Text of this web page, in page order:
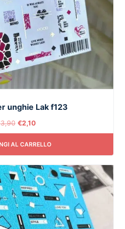
unghie Lak f123
3,90 €2,10
AL CARRELLO